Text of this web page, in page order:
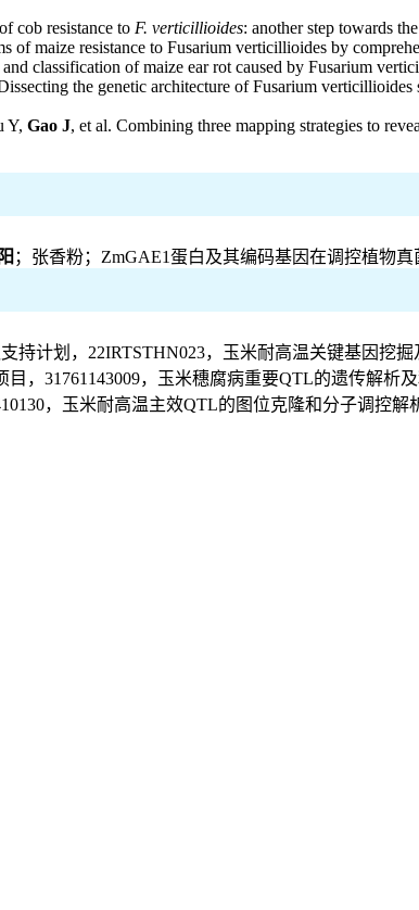
cob resistance to F. verticillioides: another step towards
of maize resistance to Fusarium verticillioides by
classification of maize ear rot caused by Fusarium
the genetic architecture of Fusarium
Y, Gao J, et al. Combining three mapping strategies to
；张香粉；ZmGAE1蛋白及其编码基因在调控植物真
持计划，22IRTSTHN023，玉米耐高温关键基因挖掘
，31761143009，玉米穗腐病重要QTL的遗传解析及
，玉米耐高温主效QTL的图位克隆和分子调控解